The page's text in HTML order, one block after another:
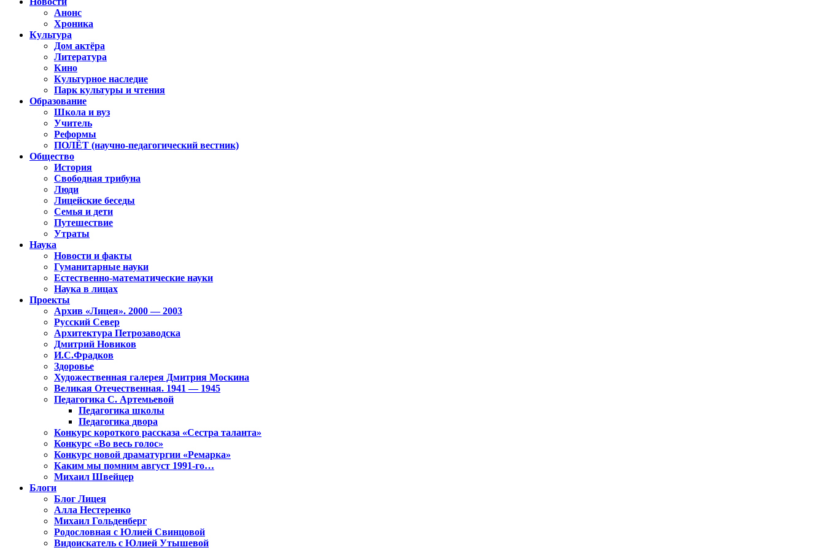
Анонс
Хроника
Культура
Дом актёра
Литература
Кино
Культурное наследие
Парк культуры и чтения
Образование
Школа и вуз
Учитель
Реформы
ПОЛЁТ (научно-педагогический вестник)
Общество
История
Свободная трибуна
Люди
Лицейские беседы
Семья и дети
Путешествие
Утраты
Наука
Новости и факты
Гуманитарные науки
Естественно-математические науки
Наука в лицах
Проекты
Архив «Лицея». 2000 — 2003
Русский Север
Архитектура Петрозаводска
Дмитрий Новиков
И.С.Фрадков
Здоровье
Художественная галерея Дмитрия Москина
Великая Отечественная. 1941 — 1945
Педагогика С. Артемьевой
Педагогика школы
Педагогика двора
Конкурс короткого рассказа «Сестра таланта»
Конкурс «Во весь голос»
Конкурс новой драматургии «Ремарка»
Каким мы помним август 1991-го…
Михаил Швейцер
Блоги
Блог Лицея
Алла Нестеренко
Михаил Гольденберг
Родословная с Юлией Свинцовой
Видоискатель с Юлией Утышевой